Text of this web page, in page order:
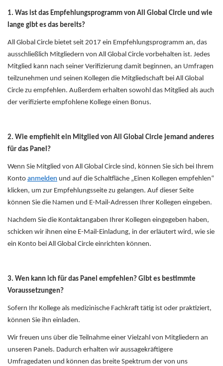
1. Was ist das Empfehlungsprogramm von All Global Circle und wie
lange gibt es das bereits?
All Global Circle bietet seit 2017 ein Empfehlungsprogramm an, das
ausschließlich Mitgliedern von All Global Circle vorbehalten ist. Jedes
Mitglied kann nach seiner Verifizierung damit beginnen, an Umfragen
teilzunehmen und seinen Kollegen die Mitgliedschaft bei All Global
Circle zu empfehlen. Außerdem erhalten sowohl das Mitglied als auch
der verifizierte empfohlene Kollege einen Bonus.
2. Wie empfiehlt ein Mitglied von All Global Circle jemand anderes
für das Panel?
Wenn Sie Mitglied von All Global Circle sind, können Sie sich bei Ihrem
Konto anmelden und auf die Schaltfläche „Einen Kollegen empfehlen“
klicken, um zur Empfehlungsseite zu gelangen. Auf dieser Seite
können Sie die Namen und E-Mail-Adressen Ihrer Kollegen eingeben.
Nachdem Sie die Kontaktangaben Ihrer Kollegen eingegeben haben,
schicken wir ihnen eine E-Mail-Einladung, in der erläutert wird, wie sie
ein Konto bei All Global Circle einrichten können.
3. Wen kann ich für das Panel empfehlen? Gibt es bestimmte
Voraussetzungen?
Sofern Ihr Kollege als medizinische Fachkraft tätig ist oder praktiziert,
können Sie ihn einladen.
Wir freuen uns über die Teilnahme einer Vielzahl von Mitgliedern an
unseren Panels. Dadurch erhalten wir aussagekräftigere
Umfragedaten und können das breite Spektrum der von uns